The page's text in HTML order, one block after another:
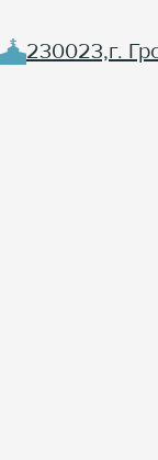
230023,г.